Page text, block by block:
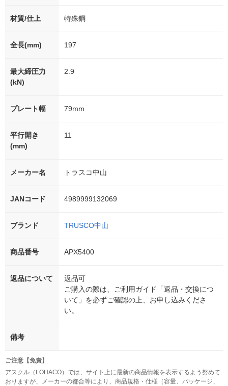
材質/仕上 特殊鋼
全長(mm) 197
最大締圧力
(kN)
2.9
プレート幅 79mm
平行開き
(mm)
11
メーカー名 トラスコ中山
JANコード 4989999132069
ブランド TRUSCO中山
商品番号 APX5400
返品について
返品可
ご購入の際は、ご利用ガイド「返品・交換につ
いて」を必ずご確認の上、お申し込みくださ
い。
備考
ご注意【免責】
アスクル（LOHACO）では、サイト上に最新の商品情報を表示するよう努めて
おりますが、メーカーの都合等により、商品規格・仕様（容量、パッケージ、